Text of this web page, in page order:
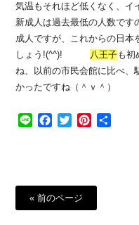
気温もそれほど低くなく、イ
新成人は過去最低の人数です
成人ですが、これからの日本
しょう!(^^)! 八王子も初
ね、以前の市民会館に比べ、
かったですね（＾ｖ＾）
Line Facebook
TwitterPinterest
« 前のページ